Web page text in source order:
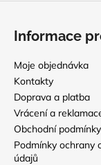
Informace
Moje objednávka
Kontakty
Doprava a platba
Vrácení a
Obchodní podmínky
Podmínky ochrany
údajů